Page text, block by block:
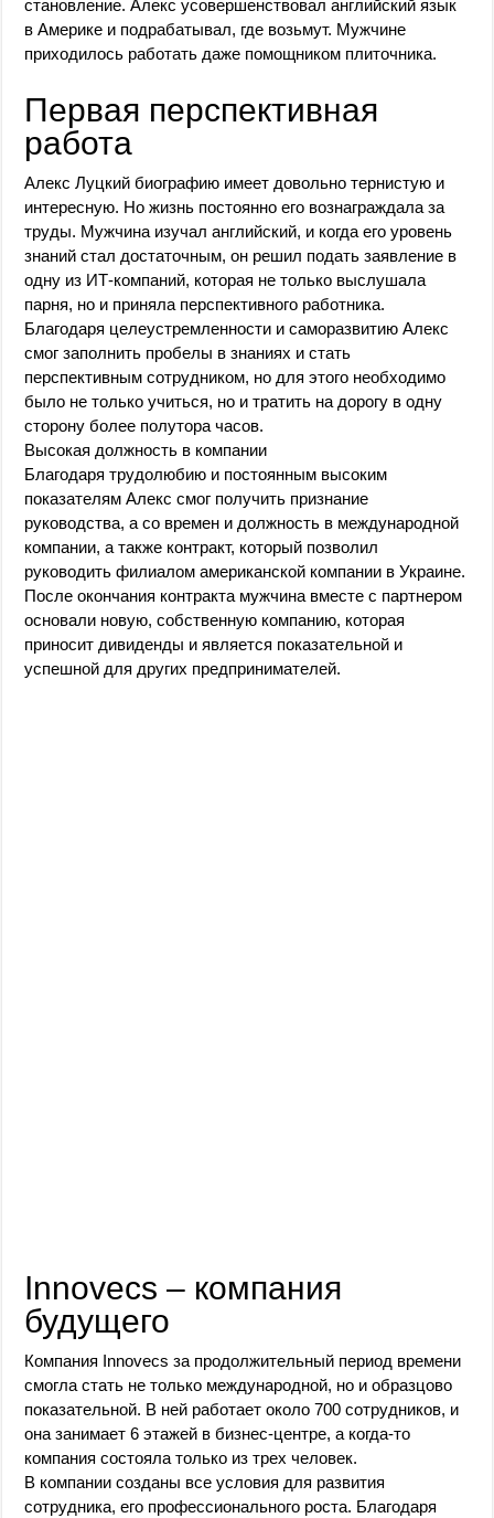
становление. Алекс усовершенствовал английский язык
в Америке и подрабатывал, где возьмут. Мужчине
приходилось работать даже помощником плиточника.
Первая перспективная
работа
Алекс Луцкий биографию имеет довольно тернистую и
интересную. Но жизнь постоянно его вознаграждала за
труды. Мужчина изучал английский, и когда его уровень
знаний стал достаточным, он решил подать заявление в
одну из ИТ-компаний, которая не только выслушала
парня, но и приняла перспективного работника.
Благодаря целеустремленности и саморазвитию Алекс
смог заполнить пробелы в знаниях и стать
перспективным сотрудником, но для этого необходимо
было не только учиться, но и тратить на дорогу в одну
сторону более полутора часов.
Высокая должность в компании
Благодаря трудолюбию и постоянным высоким
показателям Алекс смог получить признание
руководства, а со времен и должность в международной
компании, а также контракт, который позволил
руководить филиалом американской компании в Украине.
После окончания контракта мужчина вместе с партнером
основали новую, собственную компанию, которая
приносит дивиденды и является показательной и
успешной для других предпринимателей.
Innovecs – компания
будущего
Компания Innovecs за продолжительный период времени
смогла стать не только международной, но и образцово
показательной. В ней работает около 700 сотрудников, и
она занимает 6 этажей в бизнес-центре, а когда-то
компания состояла только из трех человек.
В компании созданы все условия для развития
сотрудника, его профессионального роста. Благодаря